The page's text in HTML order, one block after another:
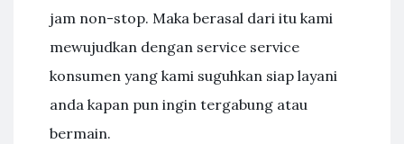
jam non-stop. Maka berasal dari itu kami
mewujudkan dengan service service
konsumen yang kami suguhkan siap layani
anda kapan pun ingin tergabung atau
bermain.